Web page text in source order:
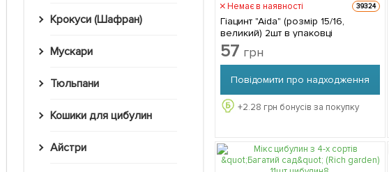
Крокуси (Шафран)
Мускари
Тюльпани
Кошики для цибулин
Айстри
Немає в наявності 39324
Гіацинт "Aida" (розмір 15/16,
великий) 2шт в упаковці
57 грн
Повідомити про надходження
+2.28 грн бонусів за покупку